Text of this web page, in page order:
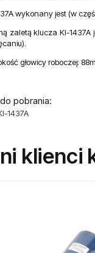
wykonany jest (w
zaletą klucza KI-1437A
głowicy roboczej:
pobrania:
1437A
klienci